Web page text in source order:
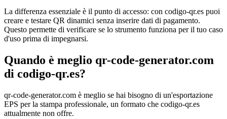
La differenza essenziale è il punto di accesso: con codigo-qr.es puoi
creare e testare QR dinamici senza inserire dati di pagamento.
Questo permette di verificare se lo strumento funziona per il tuo caso
d'uso prima di impegnarsi.
Quando è meglio qr-code-generator.com
di codigo-qr.es?
qr-code-generator.com è meglio se hai bisogno di un'esportazione
EPS per la stampa professionale, un formato che codigo-qr.es
attualmente non offre.